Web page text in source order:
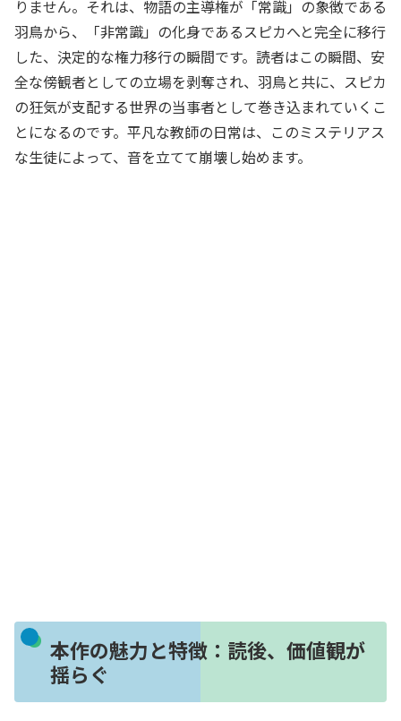
りません。それは、物語の主導権が「常識」の象徴である
羽鳥から、「非常識」の化身であるスピカへと完全に移行
した、決定的な権力移行の瞬間です。読者はこの瞬間、安
全な傍観者としての立場を剥奪され、羽鳥と共に、スピカ
の狂気が支配する世界の当事者として巻き込まれていくこ
とになるのです。平凡な教師の日常は、このミステリアス
な生徒によって、音を立てて崩壊し始めます。
本作の魅力と特徴：読後、価値観が
揺らぐ